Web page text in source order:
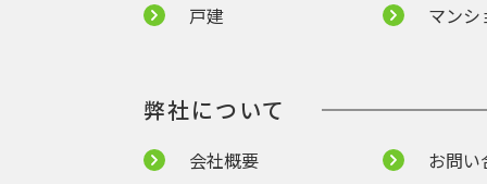
戸建 マンシ
弊社について
会社概要 お問い